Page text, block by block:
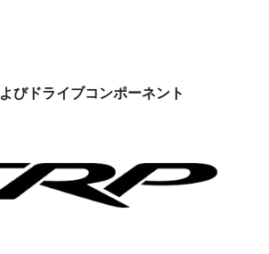
びドライブコンポーネント